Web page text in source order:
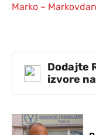
Marko – Markovdan
Dodajte
izvore